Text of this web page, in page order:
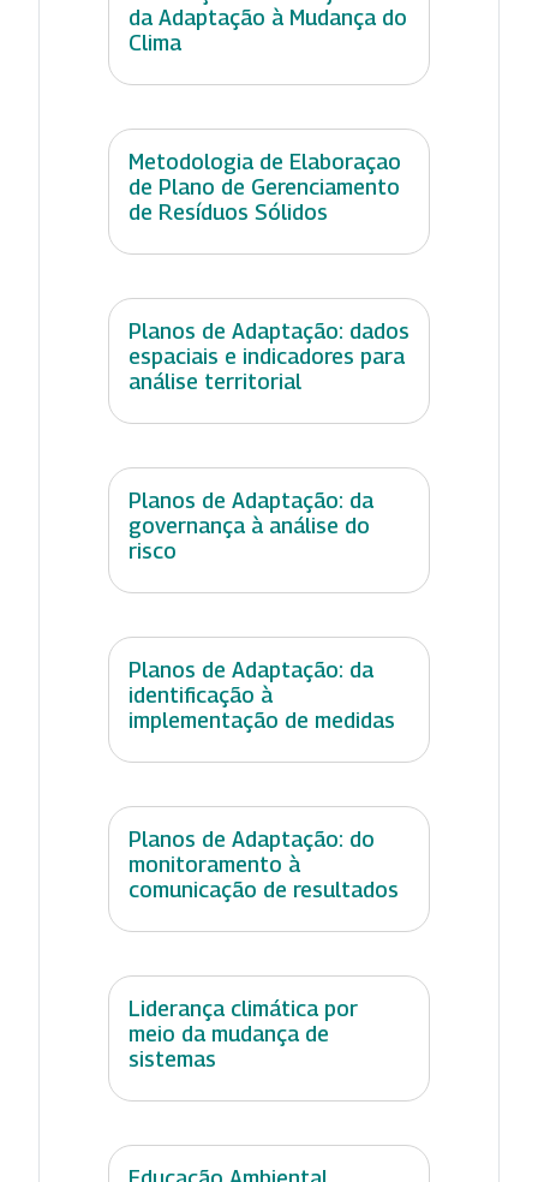
da Adaptação à Mudança do
Clima
Metodologia de Elaboraçao
de Plano de Gerenciamento
de Resíduos Sólidos
Planos de Adaptação: dados
espaciais e indicadores para
análise territorial
Planos de Adaptação: da
governança à análise do
risco
Planos de Adaptação: da
identificação à
implementação de medidas
Planos de Adaptação: do
monitoramento à
comunicação de resultados
Liderança climática por
meio da mudança de
sistemas